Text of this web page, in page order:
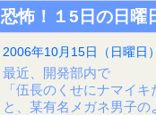
恐怖！１5日の日曜
2006年10月15日（日曜日
最近、開発部内で
「伍長のくせにナマイキ
と、某有名メガネ男子の